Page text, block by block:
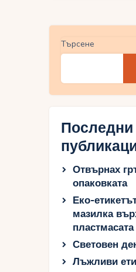
Търсене
Последни
Отвърнах
опаковката
Еко-
мазилка
пластмасата
Световен
Лъжливи